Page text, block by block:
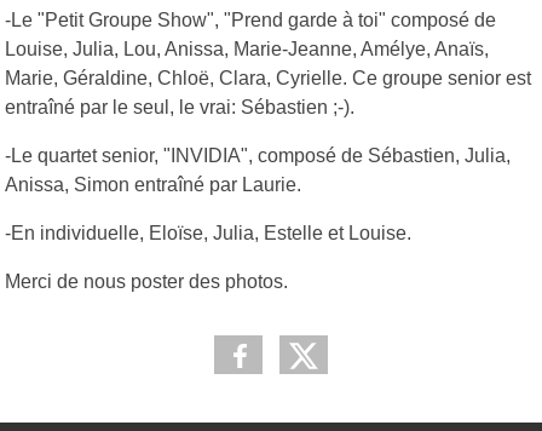
-Le "Petit Groupe Show", "Prend garde à toi" composé de
Louise, Julia, Lou, Anissa, Marie-Jeanne, Amélye, Anaïs,
Marie, Géraldine, Chloë, Clara, Cyrielle. Ce groupe senior est
entraîné par le seul, le vrai: Sébastien ;-).
-Le quartet senior, "INVIDIA", composé de Sébastien, Julia,
Anissa, Simon entraîné par Laurie.
-En individuelle, Eloïse, Julia, Estelle et Louise.
Merci de nous poster des photos.